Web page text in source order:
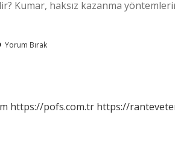
Kumar, haksız kazanma
Yorum Bırak
https://pofs.com.tr https://